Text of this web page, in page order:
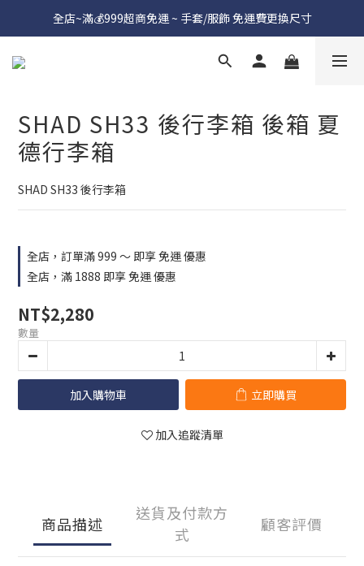
全店~滿💰999超商免運 ~ 手套/服飾 免運費更換尺寸
SHAD SH33 後行李箱 後箱 夏
德行李箱
SHAD SH33 後行李箱
全店，訂單滿 999 ～ 即享 免運 優惠
全店，滿 1888 即享 免運 優惠
NT$2,280
數量
加入購物車 立即購買
加入追蹤清單
商品描述
送貨及付款方
式
顧客評價